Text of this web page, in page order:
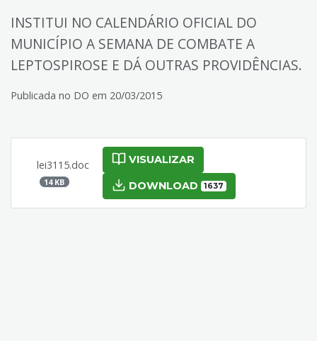
INSTITUI NO CALENDÁRIO OFICIAL DO
MUNICÍPIO A SEMANA DE COMBATE A
LEPTOSPIROSE E DÁ OUTRAS PROVIDÊNCIAS.
Publicada no DO em 20/03/2015
lei3115.doc
14 KB
VISUALIZAR
DOWNLOAD 1637